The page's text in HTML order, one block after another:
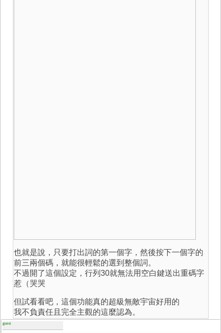
也就是說，只要打出詞的第一個字，然後按下一個字的
前三兩個碼，就能很輕鬆的選到整個詞。
不過開了這個設定，行列30就無法用空白鍵送出重碼字
惹（哭哭
但試看看吧，這個功能真的超級無敵宇宙好用的
我不負責任且完全主觀的這麼認為。
guest